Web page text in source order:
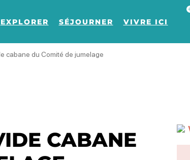
EXPLORER SÉJOURNER VIVRE ICI
cabane du Comité de jumelage
CABANE